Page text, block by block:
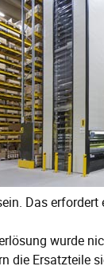
Das erfordert
wurde
die Ersatzteile